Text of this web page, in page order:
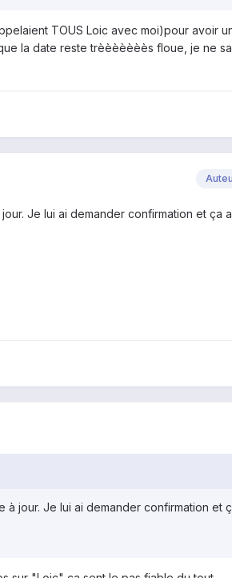
TOUS Loic avec moi)pour avoir
la date reste trèèèèèèès floue, je ne
Je lui ai demander confirmation et ça
jour. Je lui ai demander confirmation et